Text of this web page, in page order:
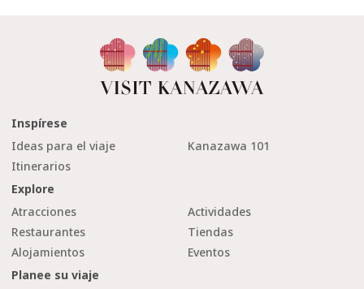
Inspírese
Ideas para el viaje
Kanazawa 101
Itinerarios
Explore
Atracciones
Actividades
Restaurantes
Tiendas
Alojamientos
Eventos
Planee su viaje